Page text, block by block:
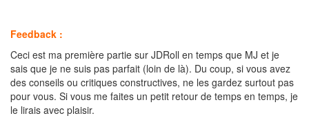
Feedback :
Ceci est ma première partie sur JDRoll en temps que MJ et je
sais que je ne suis pas parfait (loin de là). Du coup, si vous avez
des conseils ou critiques constructives, ne les gardez surtout pas
pour vous. Si vous me faites un petit retour de temps en temps, je
le lirais avec plaisir.